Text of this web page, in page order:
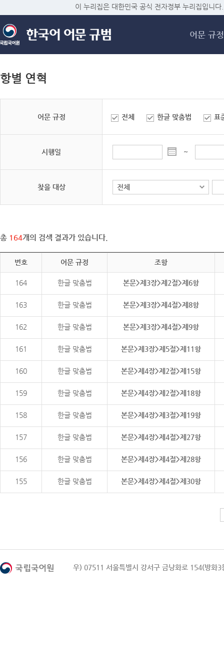
메
이 누리집은 대한민국 공식 전자정부 누리집입니다.
어문 규정
항별 연혁
어문 규정 전체 한글 맞춤법 표
시행일 ~
찾을 대상
총 164개의 검색 결과가 있습니다.
번호 어문 규정 조항
164 한글 맞춤법 본문>제3장>제2절>제6항
163 한글 맞춤법 본문>제3장>제4절>제8항
162 한글 맞춤법 본문>제3장>제4절>제9항
161 한글 맞춤법 본문>제3장>제5절>제11항
160 한글 맞춤법 본문>제4장>제2절>제15항
159 한글 맞춤법 본문>제4장>제2절>제18항
158 한글 맞춤법 본문>제4장>제3절>제19항
157 한글 맞춤법 본문>제4장>제4절>제27항
156 한글 맞춤법 본문>제4장>제4절>제28항
155 한글 맞춤법 본문>제4장>제4절>제30항
우) 07511 서울특별시 강서구 금낭화로 154(방화3